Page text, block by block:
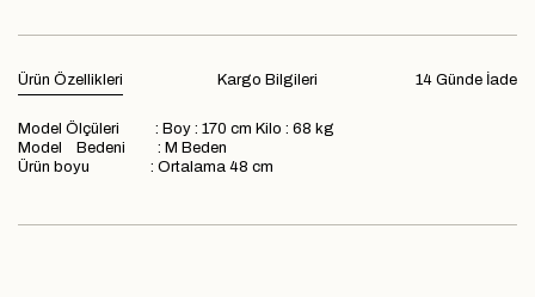
Ürün Özellikleri 14 Günde İade
Kargo Bilgileri
Model Ölçüleri : Boy : 170 cm Kilo : 68 kg
Model Bedeni : M Beden
Ürün boyu : Ortalama 48 cm